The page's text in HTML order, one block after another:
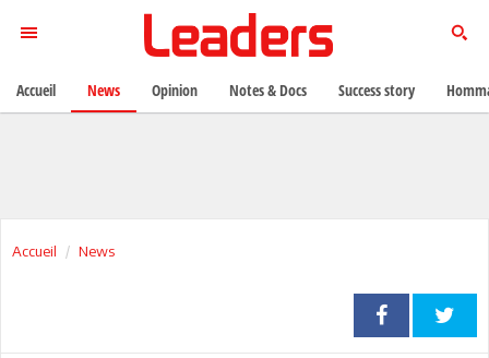
Accueil News
Accueil News Opinion Notes & Docs Success story